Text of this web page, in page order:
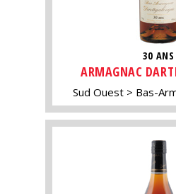
30 ANS
ARMAGNAC
Sud Ouest Bas-